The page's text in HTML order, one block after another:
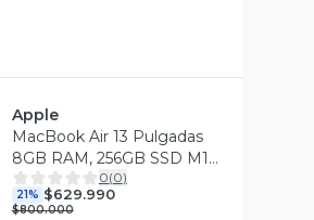
Apple
MacBook Air 13 Pulgadas
8GB RAM, 256GB SSD M1
Reacondicionado
0(0)
21% $629.990
$800.000